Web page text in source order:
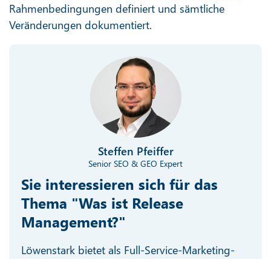
Rahmenbedingungen definiert und sämtliche
Veränderungen dokumentiert.
Steffen Pfeiffer
Senior SEO & GEO Expert
Sie interessieren sich für das
Thema "Was ist Release
Management?"
Löwenstark bietet als Full-Service-Marketing-